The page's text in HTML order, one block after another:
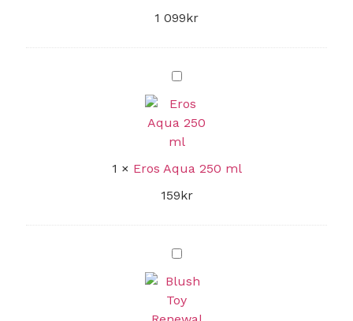
1 099kr
Eros
Aqua
250
ml
1 × Eros Aqua 250 ml
159kr
Blush
Toy
Renewal
Powder